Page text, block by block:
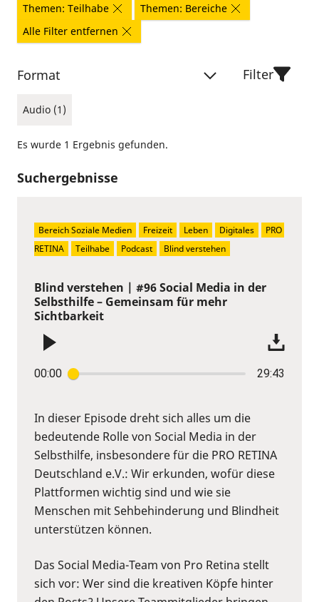
Themen: Teilhabe
Themen: Bereiche
Alle Filter entfernen
Format
Audio (1)
Filter
Es wurde 1 Ergebnis gefunden.
Suchergebnisse
Blind verstehen | #96 Social Media in der
Selbsthilfe – Gemeinsam für mehr
Sichtbarkeit
00:00 29:43
In dieser Episode dreht sich alles um die
bedeutende Rolle von Social Media in der
Selbsthilfe, insbesondere für die PRO RETINA
Deutschland e.V.: Wir erkunden, wofür diese
Plattformen wichtig sind und wie sie
Menschen mit Sehbehinderung und Blindheit
unterstützen können.
Das Social Media-Team von Pro Retina stellt
sich vor: Wer sind die kreativen Köpfe hinter
Bereich Soziale Medien Freizeit Leben Digitales
PRO
RETINA
Teilhabe Podcast Blind verstehen